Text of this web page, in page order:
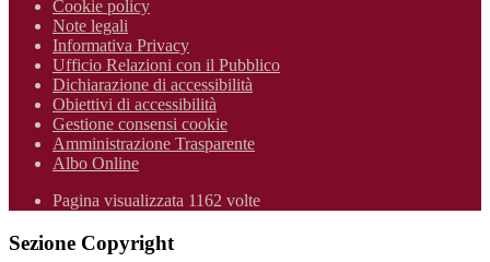
Cookie policy
Note legali
Informativa Privacy
Ufficio Relazioni con il Pubblico
Dichiarazione di accessibilità
Obiettivi di accessibilità
Gestione consensi cookie
Amministrazione Trasparente
Albo Online
Pagina visualizzata 1162 volte
Sezione Copyright